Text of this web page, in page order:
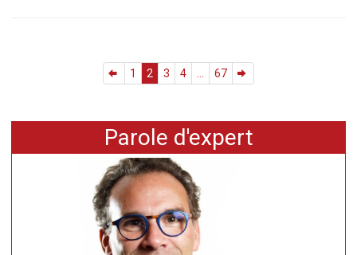
1 2 3 4 67
Parole d'expert